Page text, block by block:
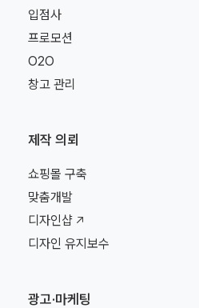
입점사
프로모션
O2O
창고 관리
제작 의뢰
쇼핑몰 구축
맞춤개발
디자인샵
디자인 유지보수
광고·마케팅